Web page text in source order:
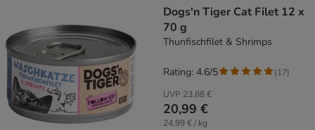
Dogs'n Tiger Cat Filet 12 x
70 g
Thunfischfilet & Shrimps
UVP 23,88 €
20,99 €
24,99 € / kg
Rating: 4.6/5 (17)